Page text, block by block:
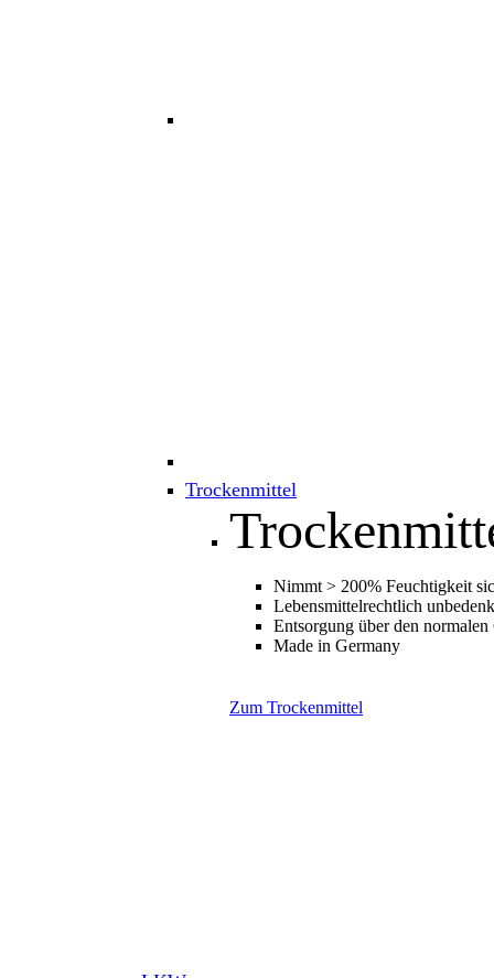
Trockenmittel
Nimmt > 200% Feuchtigkeit
Lebensmittelrechtlich
Entsorgung über den
Made in Germany
Zum Trockenmittel